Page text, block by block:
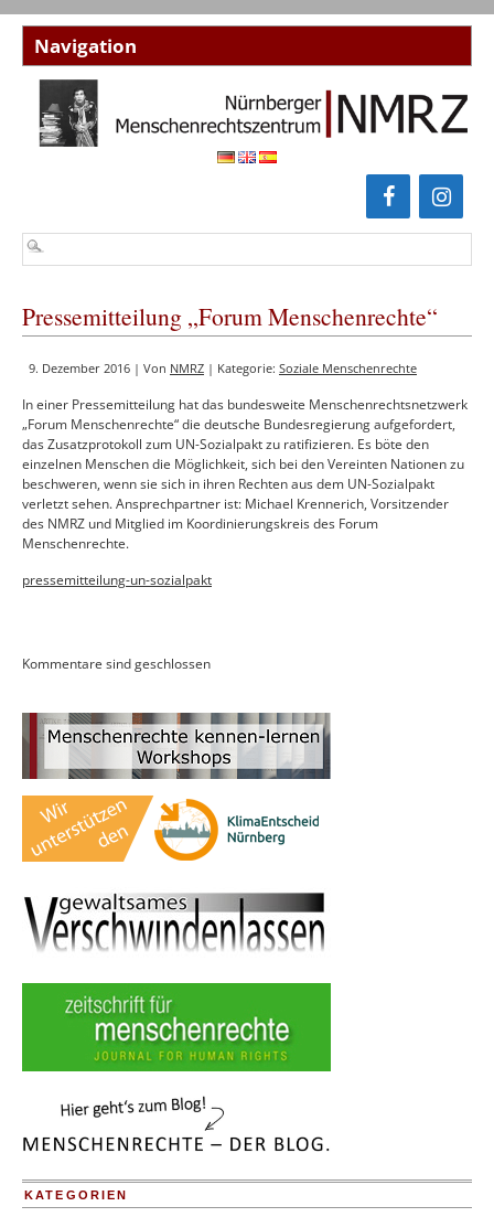
Pressemitteilung „Forum Menschenrechte“
9. Dezember 2016 | Von NMRZ | Kategorie: Soziale Menschenrechte
In einer Pressemitteilung hat das bundesweite Menschenrechtsnetzwerk
„Forum Menschenrechte“ die deutsche Bundesregierung aufgefordert,
das Zusatzprotokoll zum UN-Sozialpakt zu ratifizieren. Es böte den
einzelnen Menschen die Möglichkeit, sich bei den Vereinten Nationen zu
beschweren, wenn sie sich in ihren Rechten aus dem UN-Sozialpakt
verletzt sehen. Ansprechpartner ist: Michael Krennerich, Vorsitzender
des NMRZ und Mitglied im Koordinierungskreis des Forum
Menschenrechte.
pressemitteilung-un-sozialpakt
Kommentare sind geschlossen
KATEGORIEN